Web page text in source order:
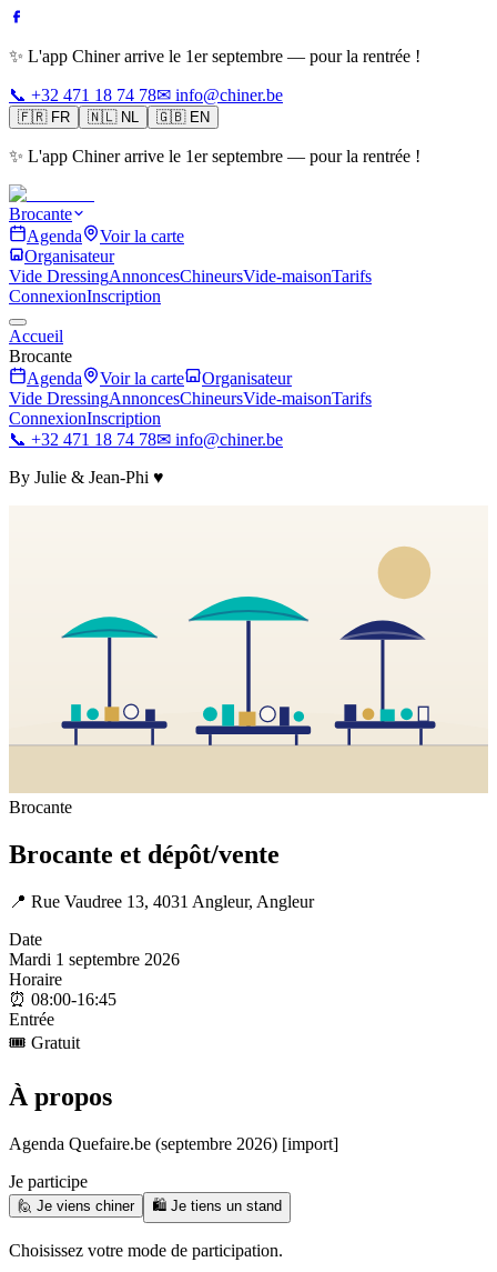
✨ L'app Chiner arrive le 1er septembre — pour la rentrée !
📞 +32 471 18 74 78✉ info@chiner.be
🇫🇷 FR 🇳🇱 NL 🇬🇧 EN
✨ L'app Chiner arrive le 1er septembre — pour la rentrée !
Brocante
Agenda
Voir la carte
Organisateur
Vide DressingAnnoncesChineursVide-maisonTarifs
ConnexionInscription
Accueil
Brocante
Agenda
Voir la carte
Organisateur
Vide DressingAnnoncesChineursVide-maisonTarifs
ConnexionInscription
📞 +32 471 18 74 78✉ info@chiner.be
By Julie & Jean-Phi ♥
Brocante
Brocante et dépôt/vente
📍 Rue Vaudree 13, 4031 Angleur, Angleur
Date
Mardi 1 septembre 2026
Horaire
⏰ 08:00-16:45
Entrée
🎟️ Gratuit
À propos
Agenda Quefaire.be (septembre 2026) [import]
Je participe
🙋 Je viens chiner 🛍️ Je tiens un stand
Choisissez votre mode de participation.